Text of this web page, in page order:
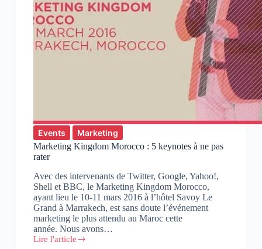
Events
Marketing
Marketing Kingdom Morocco : 5 keynotes à ne pas
rater
Avec des intervenants de Twitter, Google, Yahoo!,
Shell et BBC, le Marketing Kingdom Morocco,
ayant lieu le 10-11 mars 2016 à l’hôtel Savoy Le
Grand à Marrakech, est sans doute l’événement
marketing le plus attendu au Maroc cette
année. Nous avons…
Lire l'article
Marketing